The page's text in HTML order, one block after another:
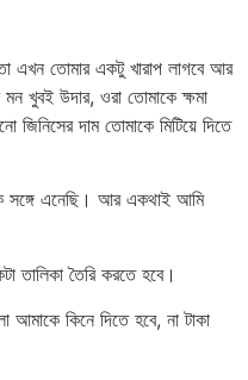
তোমার একটু খারাপ লাগবে আর
খুবই উদার, ওরা তোমাকে ক্ষমা
দাম তোমাকে মিটিয়ে দিতে
সঙ্গে এনেছি। আর একথাই আমি
তালিকা তৈরি করতে হবে।
কিনে দিতে হবে, না টাকা